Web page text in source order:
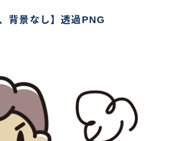
背景なし】透過PNG